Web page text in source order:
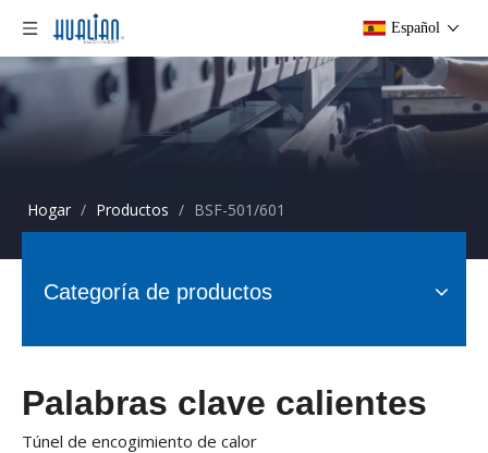
Español
Hogar / Productos / BSF-501/601
Categoría de productos
Palabras clave calientes
Túnel de encogimiento de calor